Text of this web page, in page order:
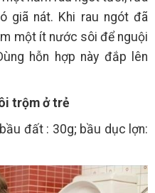
giã nát. Khi rau ngót đã
một ít nước sôi để nguội
hỗn hợp này đắp lên
trộm ở trẻ
đất : 30g; bầu dục lợn: